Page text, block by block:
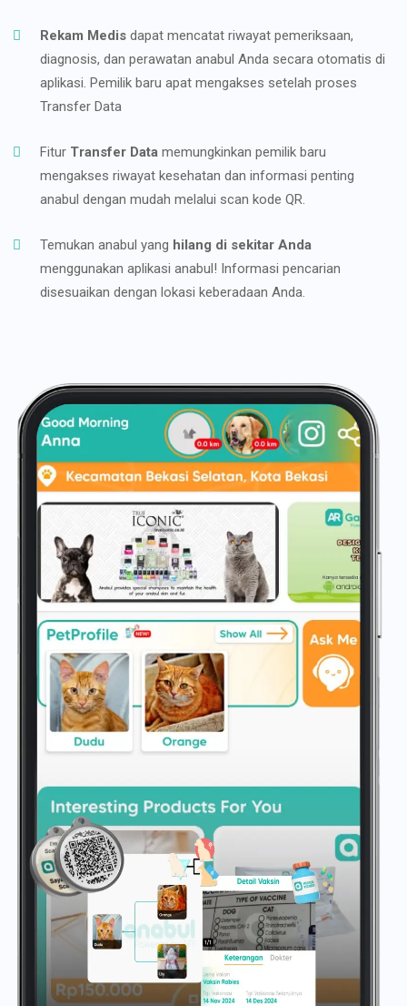
Rekam Medis dapat mencatat riwayat pemeriksaan,
diagnosis, dan perawatan anabul Anda secara otomatis di
aplikasi. Pemilik baru apat mengakses setelah proses
Transfer Data
Fitur Transfer Data memungkinkan pemilik baru
mengakses riwayat kesehatan dan informasi penting
anabul dengan mudah melalui scan kode QR.
Temukan anabul yang hilang di sekitar Anda
menggunakan aplikasi anabul! Informasi pencarian
disesuaikan dengan lokasi keberadaan Anda.